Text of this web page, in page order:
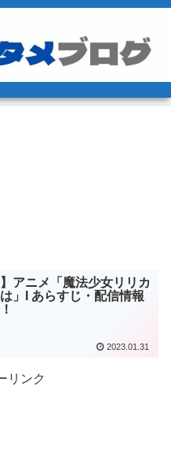
】アニメ「魔法少女リリカ
」Ι あらすじ・配信情報
2023.01.31
リンク